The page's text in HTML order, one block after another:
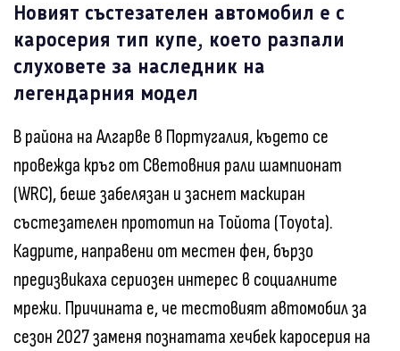
Новият състезателен автомобил е с
каросерия тип купе, което разпали
слуховете за наследник на
легендарния модел
В района на Алгарве в Португалия, където се
провежда кръг от Световния рали шампионат
(WRC), беше забелязан и заснет маскиран
състезателен прототип на Тойота (Toyota).
Кадрите, направени от местен фен, бързо
предизвикаха сериозен интерес в социалните
мрежи. Причината е, че тестовият автомобил за
сезон 2027 заменя познатата хечбек каросерия на